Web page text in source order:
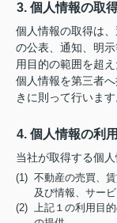
3. 個人情報の取
個人情報の取得は
の公表、通知、明
用目的の範囲を超
個人情報を第三者
きに則って行います
4. 個人情報の利
当社が取得する個
(1) 不動産の売買、賃
及び情報、サービ
(2) 上記１の利用目